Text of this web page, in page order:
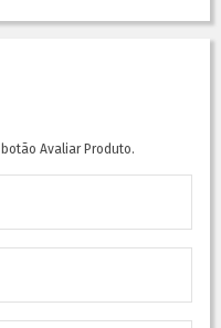
Avaliar Produto.